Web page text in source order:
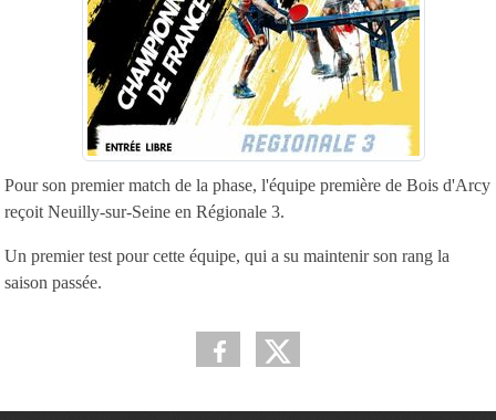
Pour son premier match de la phase, l'équipe première de Bois d'Arcy
reçoit Neuilly-sur-Seine en Régionale 3.
Un premier test pour cette équipe, qui a su maintenir son rang la
saison passée.